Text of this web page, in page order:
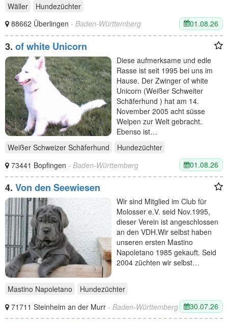
Wäller
Hundezüchter
88662 Überlingen - Baden-Württemberg 01.08.26
3. of white Unicorn
Diese aufmerksame und edle
Rasse ist seit 1995 bei uns im
Hause. Der Zwinger of white
Unicorn (Weißer Schweiter
Schäferhund ) hat am 14.
November 2005 acht süsse
Welpen zur Welt gebracht.
Ebenso ist…
Weißer Schweizer Schäferhund
Hundezüchter
73441 Bopfingen - Baden-Württemberg 01.08.26
4. Von den Seewiesen
Wir sind Mitglied im Club für
Molosser e.V. seid Nov.1995,
dieser Verein ist angeschlossen
an den VDH.Wir selbst haben
unseren ersten Mastino
Napoletano 1985 gekauft. Seid
2004 züchten wir selbst…
Mastino Napoletano
Hundezüchter
71711 Steinheim an der Murr - Baden-Württemberg 30.07.26